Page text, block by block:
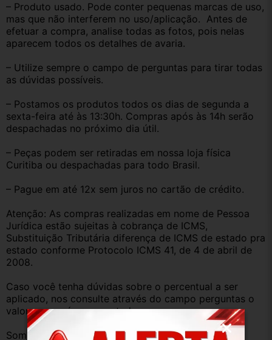
– Produto usado. Pode conter pequenas marcas de uso,
mas que não interferem no uso/aplicação.  Antes de
efetuar a compra, analise todas as fotos, pois nelas
aparecem todos os detalhes de avaria.
– Utilize sempre o campo de perguntas para tirar todas
as dúvidas possíveis.
– Postamos os produtos todos os dias de segunda a
sexta-feira até às 13:30h. Compras após às 14h serão
despachadas no próximo dia útil.
– Peças podem ser retiradas em nossa loja física
Curitiba ou despachadas para todo Brasil.
– Pague em até 12x sem juros no cartão de crédito.
Atenção: As compras realizadas em nome de Pessoa
Jurídica estão sujeitas à cobrança de ICMS,
Substituição Tributária diferença de ICMS de estado pra
estado conforme Protocolo ICMS 41, de 4 de abril de
2008.
Caso você tenha dúvidas sobre o percentual a ser
aplicado, nos consulte através do campo perguntas o
valor que será acrescentado.
Somos uma empresa com amplo estoque de peças